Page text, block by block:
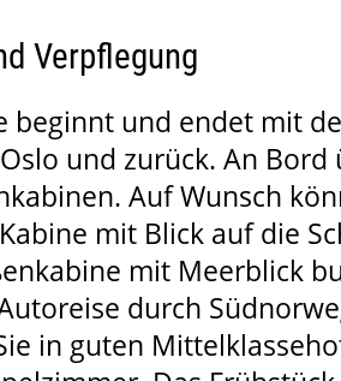
Verpflegung
beginnt und endet mit
und zurück. An Bord
Auf Wunsch
mit Blick auf die
mit Meerblick
durch
in guten